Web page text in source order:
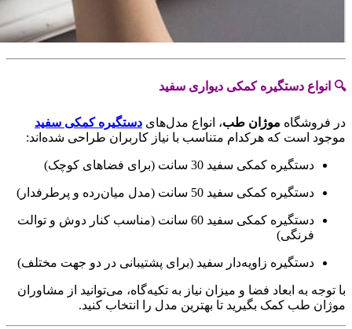
🔍 انواع دستگیره کمکی دیواری سفید
در فروشگاه موژان طب، انواع مدل‌های دستگیره کمکی سفید
موجود است که هرکدام متناسب با نیاز کاربران طراحی شده‌اند:
دستگیره کمکی سفید 30 سانت (برای فضاهای کوچک)
دستگیره کمکی سفید 50 سانت (مدل میان‌رده و پرطرفدار)
دستگیره کمکی سفید 60 سانت (مناسب کنار دوش و توالت
فرنگی)
دستگیره زاویه‌دار سفید (برای پشتیبانی در دو جهت مختلف)
با توجه به ابعاد فضا و میزان نیاز به تکیه‌گاه، می‌توانید از مشاوران
موژان طب کمک بگیرید تا بهترین مدل را انتخاب کنید.